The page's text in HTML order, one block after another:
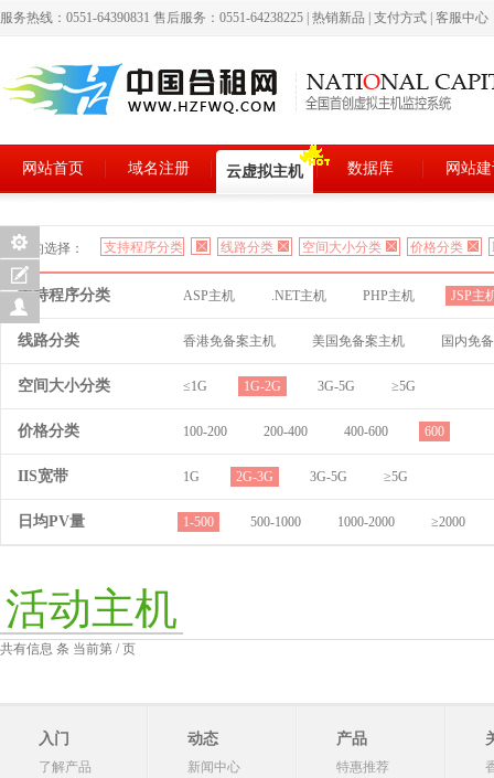
服务热线：0551-64390831 售后服务：0551-64238225 热销新品 支付方式 客服中心
网站首页 域名注册 云虚拟主机 数据库 网站
您的选择： 支持程序分类 线路分类 空间大小分类 价格分类
支持程序分类 ASP主机 .NET主机 PHP主机 JSP主
线路分类 香港免备案主机 美国免备案主机 国内免
空间大小分类 ≤1G 1G-2G 3G-5G ≥5G
价格分类 100-200 200-400 400-600 600
IIS宽带 1G 2G-3G 3G-5G ≥5G
日均PV量 1-500 500-1000 1000-2000 ≥2000
活动主机
共有信息 条 当前第 / 页
入门
了解产品
动态
新闻中心
产品
特惠推荐